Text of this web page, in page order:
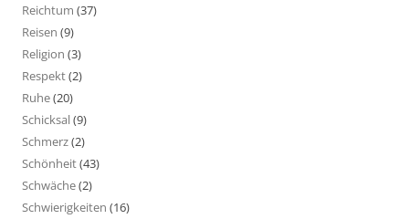
Reichtum (37)
Reisen (9)
Religion (3)
Respekt(2)
Ruhe(20)
Schicksal(9)
Schmerz(2)
Schönheit(43)
Schwäche(2)
Schwierigkeiten (16)